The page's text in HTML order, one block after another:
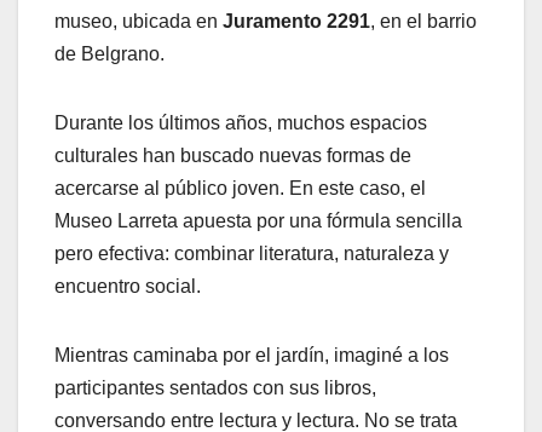
museo, ubicada en Juramento 2291, en el barrio
de Belgrano.
Durante los últimos años, muchos espacios
culturales han buscado nuevas formas de
acercarse al público joven. En este caso, el
Museo Larreta apuesta por una fórmula sencilla
pero efectiva: combinar literatura, naturaleza y
encuentro social.
Mientras caminaba por el jardín, imaginé a los
participantes sentados con sus libros,
conversando entre lectura y lectura. No se trata